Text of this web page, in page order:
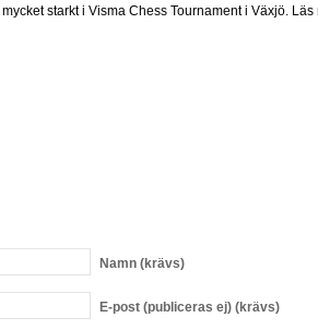
starkt i Visma Chess Tournament i Växjö. Läs
Namn(krävs)
E-post(publiceras ej) (krävs)